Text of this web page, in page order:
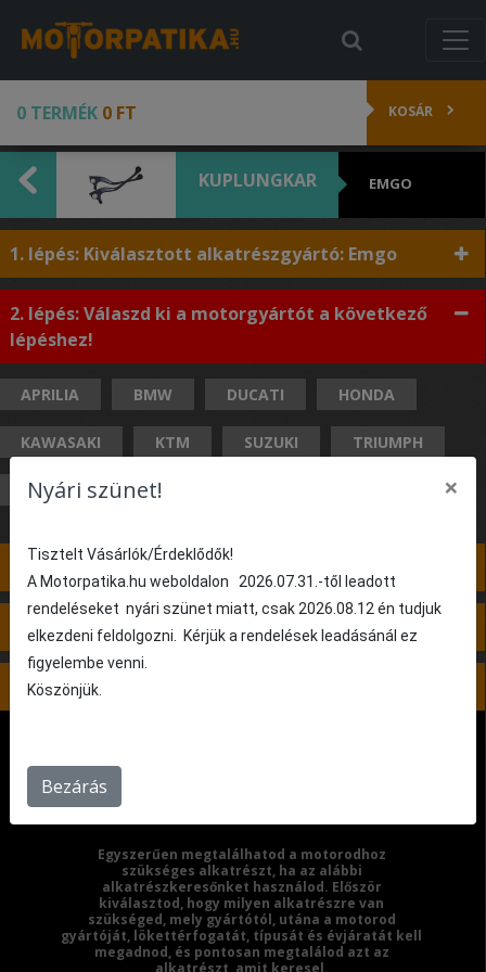
0 TERMÉK 0 FT KOSÁR
KUPLUNGKAR EMGO
1. lépés: Kiválasztott alkatrészgyártó: Emgo
2. lépés: Válaszd ki a motorgyártót a következő
lépéshez!
APRILIA BMW DUCATI HONDA
KAWASAKI KTM SUZUKI TRIUMPH
YAMAHA
3. lépés: Nincs kiválasztva
4. lépés: Nincs kiválasztva
5. lépés: Nincs kiválasztva
Egyszerűen megtalálhatod a motorodhoz
szükséges alkatrészt, ha az alábbi
alkatrészkeresőnket használod. Először
kiválasztod, hogy milyen alkatrészre van
szükséged, mely gyártótól, utána a motorod
gyártóját, lökettérfogatát, típusát és évjáratát kell
megadnod, és pontosan megtalálod azt az
alkatrészt, amit keresel.
Nyári szünet! ×
Tisztelt Vásárlók/Érdeklődők!
A Motorpatika.hu weboldalon 2026.07.31.-től leadott
rendeléseket nyári szünet miatt, csak 2026.08.12 én tudjuk
elkezdeni feldolgozni. Kérjük a rendelések leadásánál ez
figyelembe venni.
Köszönjük.
Bezárás